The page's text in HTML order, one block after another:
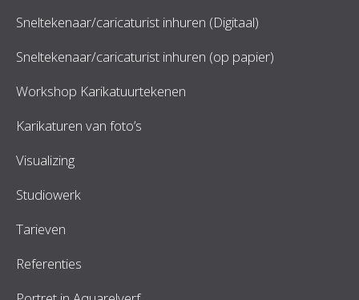
Sneltekenaar/caricaturist inhuren (Digitaal)
Sneltekenaar/caricaturist inhuren (op papier)
Workshop Karikatuurtekenen
Karikaturen van foto’s
Visualizing
Studiowerk
Tarieven
Referenties